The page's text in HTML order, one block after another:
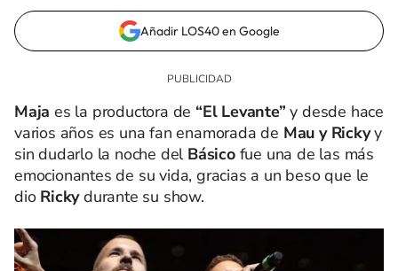
Añadir LOS40 en Google
Maja es la productora de “El Levante” y desde hace
varios años es una fan enamorada de Mau y Rickyy
sin dudarlo la noche del Básicofue una de las más
emocionantes de su vida, gracias a un beso que le
dio Rickydurante su show.